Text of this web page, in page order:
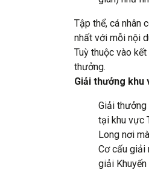
Tập thể, cá nhân
nhất với mỗi nội
Tuỳ thuộc vào
thưởng.
Giải thưởng khu
Giải
tại khu vực
Long nơi
Cơ cấu giải
giải